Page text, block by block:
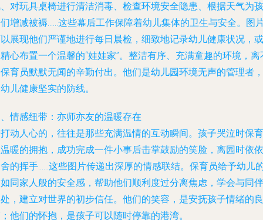
对玩具桌椅进行清洁消毒、检查环境安全隐患、根据天气为孩
增减被褥……这些幕后工作保障着幼儿集体的卫生与安全。图
展现他们严谨地进行每日晨检，细致地记录幼儿健康状况，或
心布置一个温馨的“娃娃家”。整洁有序、充满童趣的环境，离
育员默默无闻的辛勤付出。他们是幼儿园环境无声的管理者，
儿健康坚实的防线。
情感纽带：亦师亦友的温暖存在
动人心的，往往是那些充满温情的互动瞬间。孩子哭泣时保育
暖的拥抱，成功完成一件小事后击掌鼓励的笑脸，离园时依依
的挥手……这些图片传递出深厚的情感联结。保育员给予幼儿
同家人般的安全感，帮助他们顺利度过分离焦虑，学会与同伴
，建立对世界的初步信任。他们的笑容，是安抚孩子情绪的良
他们的怀抱，是孩子可以随时停靠的港湾。